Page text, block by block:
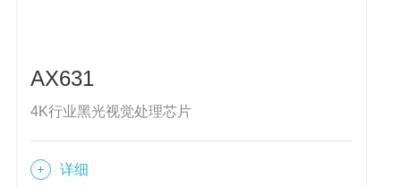
AX631
4K行业黑光视觉处理芯片
详细